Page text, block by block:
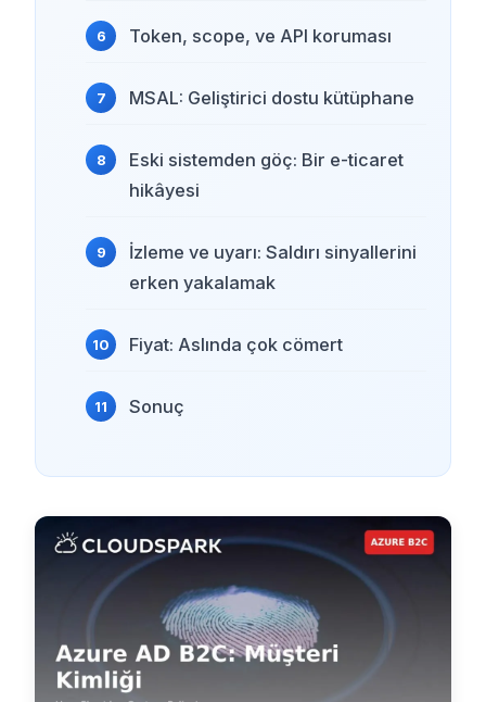
Token, scope, ve API koruması
MSAL: Geliştirici dostu kütüphane
Eski sistemden göç: Bir e-ticaret
hikâyesi
İzleme ve uyarı: Saldırı sinyallerini
erken yakalamak
Fiyat: Aslında çok cömert
Sonuç